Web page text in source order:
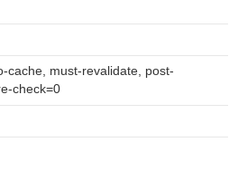
cache, must-revalidate, post-
check=0